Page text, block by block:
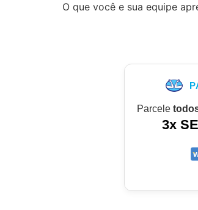
O que você e sua equipe
Parcele
3x